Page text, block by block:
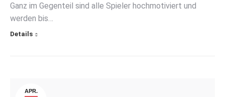
Ganz im Gegenteil sind alle Spieler hochmotiviert und
werden bis…
Details
APR.